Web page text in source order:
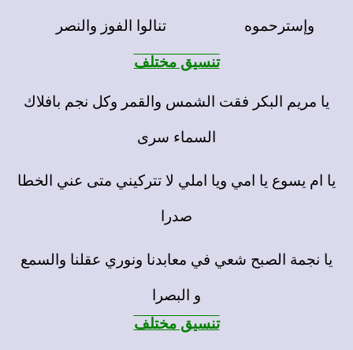
وإسترحموه
تنالوا الفوز والنصر
تنسيق مختلف
يا مريم البكر فقت الشمس والقمر وكل نجم بافلاك
السماء سرى
يا ام يسوع يا امي ويا املي لا تتركيني متى عني الخطا
صدرا
يا نجمة الصبح شعي في معابدنا ونوري عقلنا والسمع
و البصرا
تنسيق مختلف